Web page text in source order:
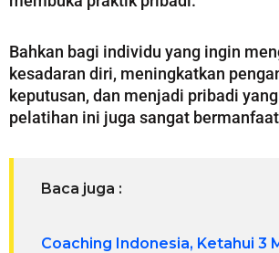
Bahkan bagi individu yang ingin
kesadaran diri, meningkatkan
keputusan, dan menjadi pribadi
pelatihan ini juga sangat
Baca juga :
Coaching Indonesia, Ketahui 3